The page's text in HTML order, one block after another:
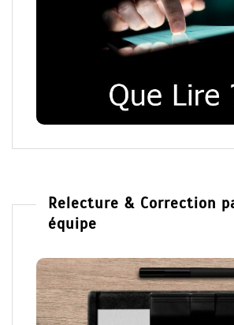
Relecture & Correction
équipe